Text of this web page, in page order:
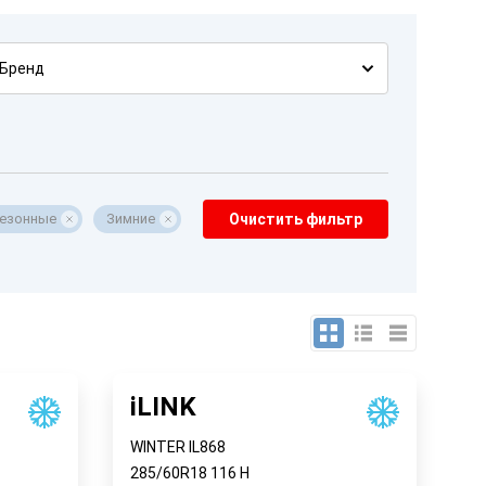
Зимние Очистить фильтр
iLINK
WINTER IL868
285/60R18 116 H